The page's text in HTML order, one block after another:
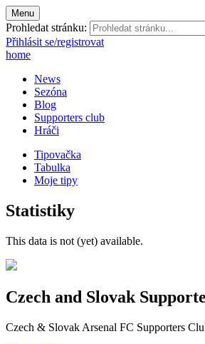
Menu
Prohledat stránku:
Přihlásit se/registrovat
home
News
Sezóna
Blog
Supporters club
Hráči
Tipovačka
Tabulka
Moje tipy
Statistiky
This data is not (yet) available.
Czech and Slovak
Czech & Slovak Arsenal FC Supporters